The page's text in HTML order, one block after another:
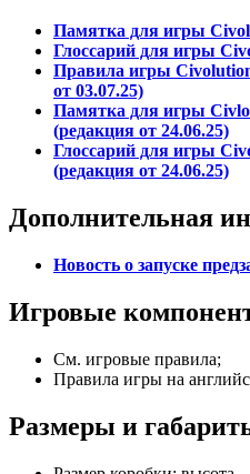
Памятка для игры
Глоссарий для игры
Правила игры
от 03.07.25)
Памятка для игры
(редакция от 24.06.25)
Глоссарий для игры
(редакция от 24.06.25)
Дополнительная
Новость о запуске
Игровые
См. игровые правила;
Правила игры на
Размеры и